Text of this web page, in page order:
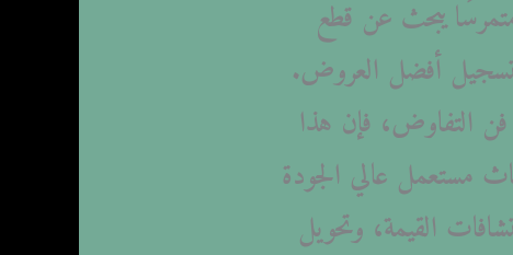
يبحث عن قطع
أفضل العروض.
فن التفاوض، فإن هذا
مستعمل عالي الجودة
القيمة، وتحويل